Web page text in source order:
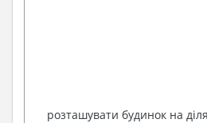
розташувати будинок на